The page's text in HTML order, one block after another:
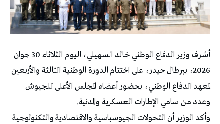
أشرف وزير الدفاع الوطني خالد السهيلي، اليوم الثلاثاء 30 جوان
2026، ببرطال حيدر، على اختتام الدورة الوطنية الثالثة والأربعين
لمعهد الدفاع الوطني، بحضور أعضاء المجلس الأعلى للجيوش
وعدد من سامي الإطارات العسكرية والمدنية.
وأكد الوزير أن التحولات الجيوسياسية والاقتصادية والتكنولوجية